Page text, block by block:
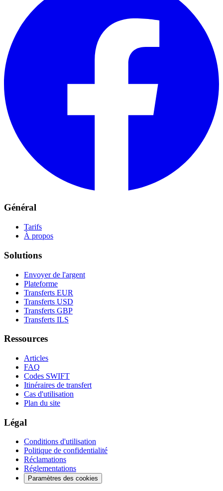
Général
Tarifs
À propos
Solutions
Envoyer de l'argent
Plateforme
Transferts EUR
Transferts USD
Transferts GBP
Transferts ILS
Ressources
Articles
FAQ
Codes SWIFT
Itinéraires de transfert
Cas d'utilisation
Plan du site
Légal
Conditions d'utilisation
Politique de confidentialité
Réclamations
Réglementations
Paramètres des cookies